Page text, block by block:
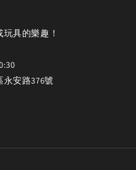
具的樂趣！
安路376號